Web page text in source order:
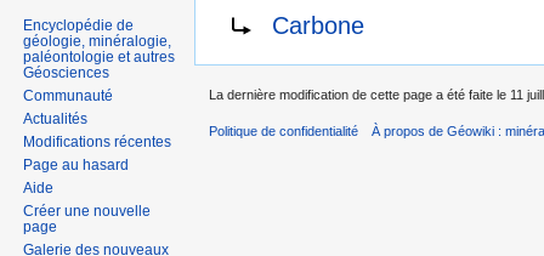
Rediriger vers :
Carbone
Encyclopédie de
géologie, minéralogie,
paléontologie et autres
Géosciences
Communauté
Actualités
Modifications récentes
Page au hasard
Aide
Créer une nouvelle
page
Galerie des nouveaux
La dernière modification de cette page a été faite le 11
Politique de confidentialité À propos de Géowiki :